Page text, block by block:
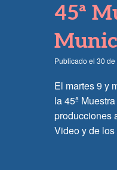
45ª
Publicado el30
El martes 9 y
la 45ª
producciones
Video y de